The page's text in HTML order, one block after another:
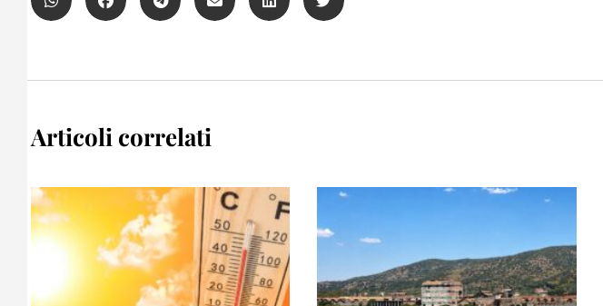
Articoli correlati